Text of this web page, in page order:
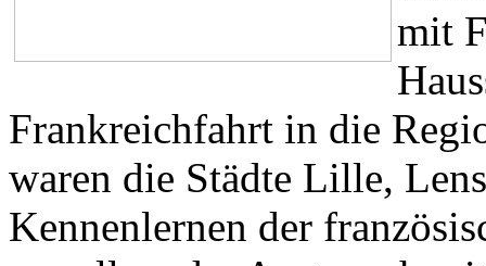
mit
Frankreichfahrt in die
waren die Städte Lille,
Kennenlernen der